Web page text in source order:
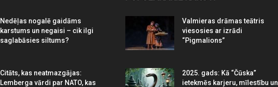
Nedēļas nogalē gaidāms
karstums un negaisi – cik ilgi
saglabāsies siltums?
Citāts, kas neatmazgājas:
Lemberga vārdi par NATO, kas
Valmieras drāmas teātris
viesosies ar izrādi
“Pigmalions”
2025. gads: Kā “Čūska”
ietekmēs karjeru, mīlestību un